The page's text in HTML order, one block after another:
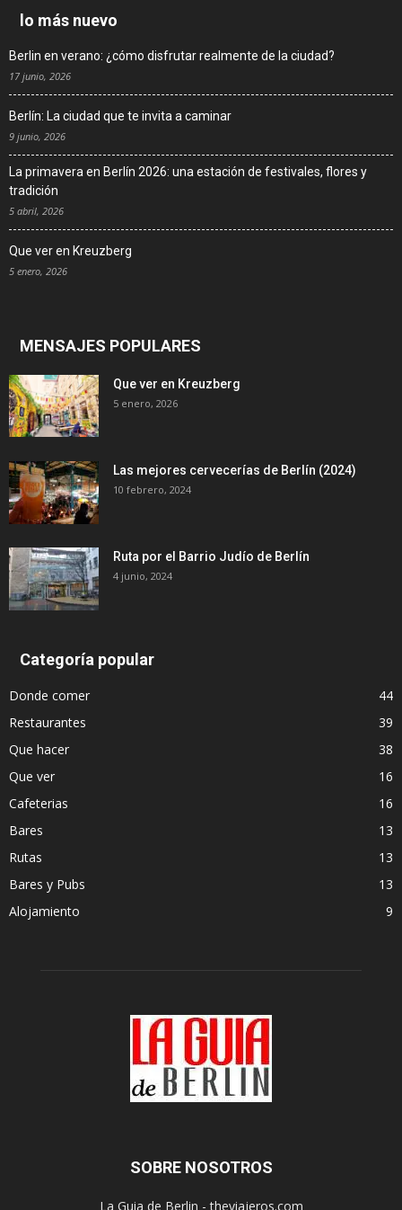
lo más nuevo
Berlin en verano: ¿cómo disfrutar realmente de la ciudad?
17 junio, 2026
Berlín: La ciudad que te invita a caminar
9 junio, 2026
La primavera en Berlín 2026: una estación de festivales, flores y
tradición
5 abril, 2026
Que ver en Kreuzberg
5 enero, 2026
MENSAJES POPULARES
Que ver en Kreuzberg
5 enero, 2026
Las mejores cervecerías de Berlín (2024)
10 febrero, 2024
Ruta por el Barrio Judío de Berlín
4 junio, 2024
Categoría popular
Donde comer
44
Restaurantes
39
Que hacer
38
Que ver
16
Cafeterias
16
Bares
13
Rutas
13
Bares y Pubs
13
Alojamiento
9
SOBRE NOSOTROS
La Guia de Berlin - theviajeros.com